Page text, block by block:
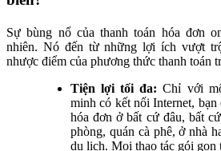
Sự bùng nổ của thanh toán hóa đơn
nhiên. Nó đến từ những lợi ích vượt
nhược điểm của phương thức thanh toán
Tiện lợi tối đa: Chỉ với
minh có kết nối Internet,
hóa đơn ở bất cứ đâu, bất
phòng, quán cà phê, ở nhà
du lịch. Mọi thao tác gói gọn